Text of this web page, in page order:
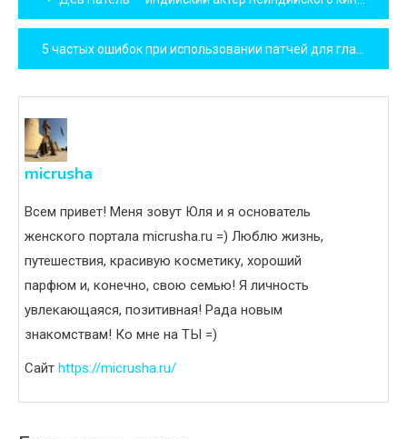
по
записям
5 частых ошибок при использовании патчей для глаз!
micrusha
Всем привет! Меня зовут Юля и я основатель
женского портала micrusha.ru =) Люблю жизнь,
путешествия, красивую косметику, хороший
парфюм и, конечно, свою семью! Я личность
увлекающаяся, позитивная! Рада новым
знакомствам! Ко мне на ТЫ =)
Сайт https://micrusha.ru/